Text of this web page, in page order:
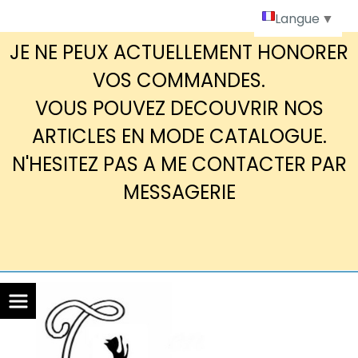
JE NE PEUX ACTUELLEMENT HONORER
VOS COMMANDES.
VOUS POUVEZ DECOUVRIR NOS
ARTICLES EN MODE CATALOGUE.
N'HESITEZ PAS A ME CONTACTER PAR
MESSAGERIE
Langue ▼